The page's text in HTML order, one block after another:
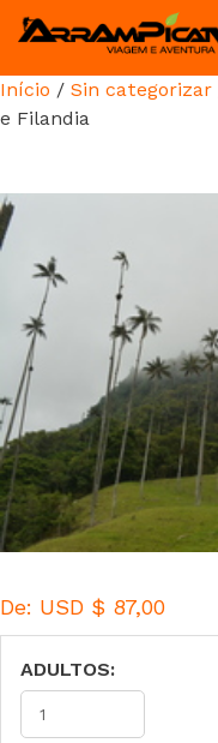
Início / Sin categorizar
e Filandia
De: USD $ 87,00
ADULTOS: